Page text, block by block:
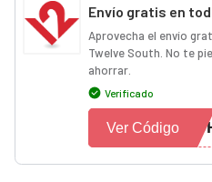
Envío gratis en
Aprovecha el envío
Twelve South. No te
ahorrar.
Verificado
Ver Código